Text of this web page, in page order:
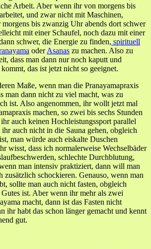
Arbeit. Aber wenn ihr von morgens bis
und zwar nicht mit Maschinen,
bis zwanzig Uhr abends dort schwer
mit einer Schaufel, noch dazu mit einer
schwer, die Energie zu finden, spirituell
oderAsanas zu machen. Also zu
dass man dann nur noch kaputt und
das ist jetzt nicht so geeignet.
Maße, wenn man die Pranayamapraxis
man dann nicht zu viel macht, was zu
ist. Also angenommen, ihr wollt jetzt mal
machen, so zwei bis sechs Stunden
auch keinen Hochleistungssport parallel
auch nicht in die Sauna gehen, obgleich
man würde auch eiskalte Duschen
wisst, dass ich normalerweise Wechselbäder
schlechte Durchblutung,
man intensiv praktiziert, dann will man
zusätzlich schockieren. Genauso, wenn man
sollte man auch nicht fasten, obgleich
ist. Aber wenn ihr mehr als zwei
macht, dann ist das Fasten nicht
ihr habt das schon länger gemacht und kennt
gut.